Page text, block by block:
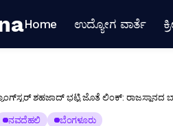
Home ಉದ್ಯೋಗ ವಾರ್ತೆ
ಶಹಜಾದ್ ಭಟ್ಟಿ ಜೊತೆ ಲಿಂಕ್:
ನವದೆಹಲಿ ಬೆಂಗಳೂರು